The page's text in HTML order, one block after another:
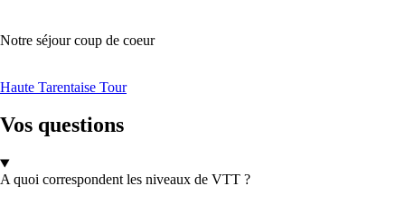
Notre séjour coup de coeur
Haute Tarentaise Tour
Vos questions
A quoi correspondent les niveaux de VTT ?